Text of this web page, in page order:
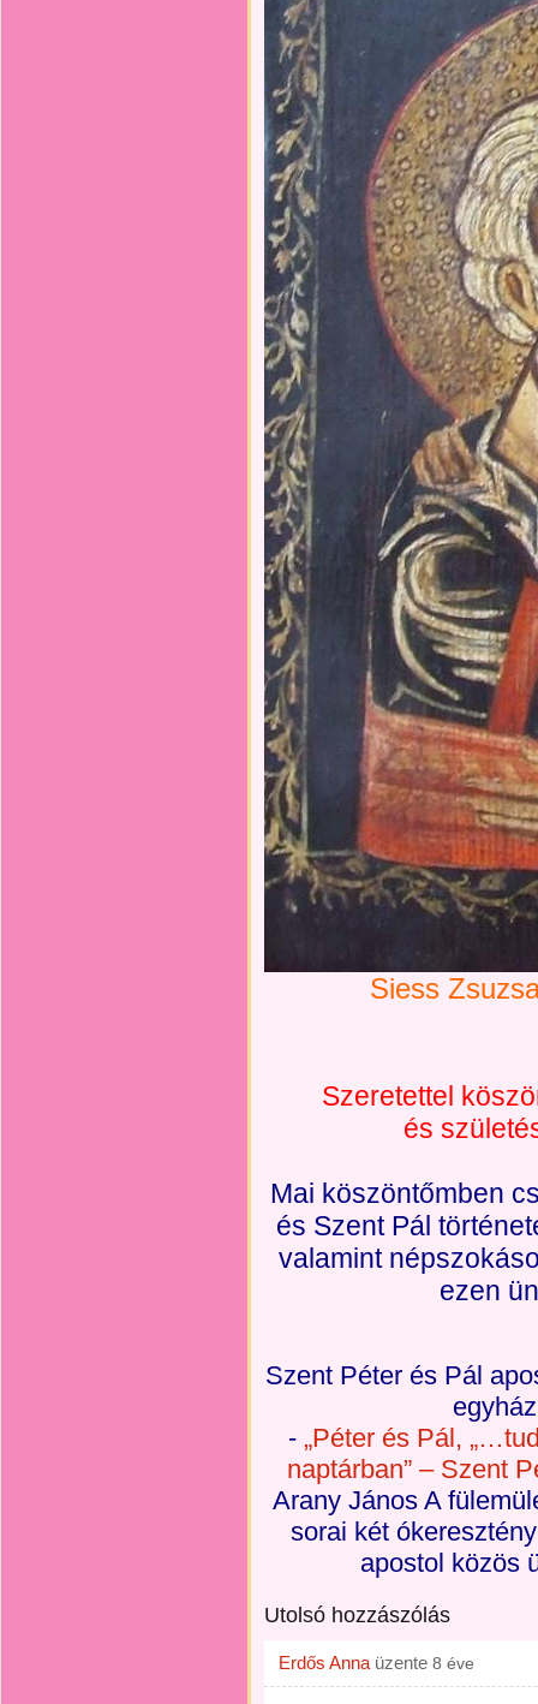
Siess
Szeretettel
és
Mai köszöntőmben
és Szent Pál
valamint
ezen
Szent Péter és Pál
- „Péter és Pál,
naptárban” – Szent
Arany János A
sorai két
apostol közös
Utolsó hozzászólás
Erdős Anna üzente 8 éve